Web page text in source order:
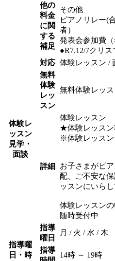
他の
料金
に関
する
補足
その他
ピアノリレー(
者）
発表会参加費（
●R7.12/7クリ
体験レ
ッスン
見学・
面談
対応 体験レッスン /
無料
体験
レッ
スン
無料体験レッ
詳細
体験レッスン
★体験レッスン
※体験レッスン
お子さまがピ
配、ご不安な
ッスンにいら
体験レッスン
随時受付中
指導曜
日・時
指導
曜日
月 / 火 / 水 / 木
指導
14時 ～ 19時